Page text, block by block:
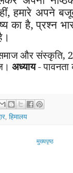
हमारे अपने
का है, प्रश्न
और संस्कृति,
अध्याय-
, हिमालय
मुख्यपृष्ठ